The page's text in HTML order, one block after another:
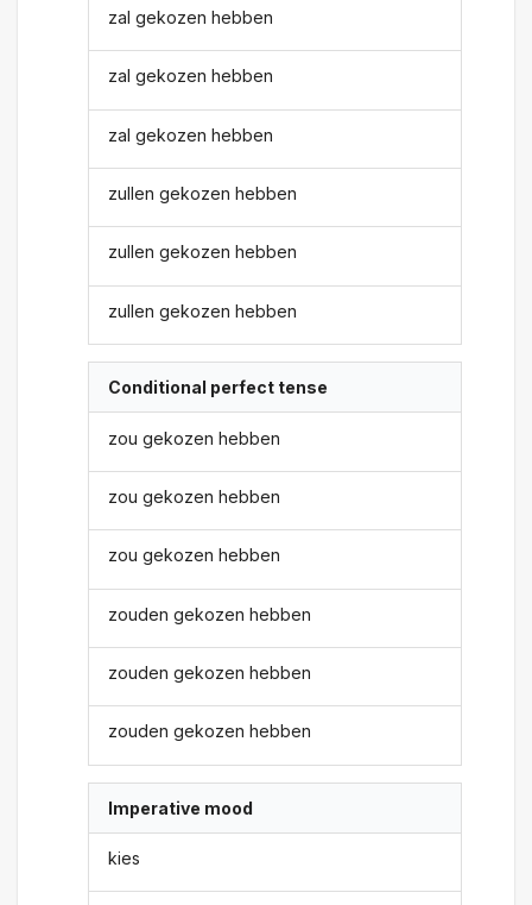
zal gekozen hebben
zal gekozen hebben
zal gekozen hebben
zullen gekozen hebben
zullen gekozen hebben
zullen gekozen hebben
Conditional perfect tense
zou gekozen hebben
zou gekozen hebben
zou gekozen hebben
zouden gekozen hebben
zouden gekozen hebben
zouden gekozen hebben
Imperative mood
kies